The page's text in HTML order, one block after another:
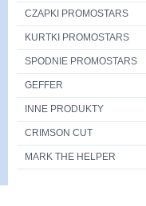
CZAPKI PROMOSTARS
KURTKI PROMOSTARS
SPODNIE PROMOSTARS
GEFFER
INNE PRODUKTY
CRIMSON CUT
MARK THE HELPER